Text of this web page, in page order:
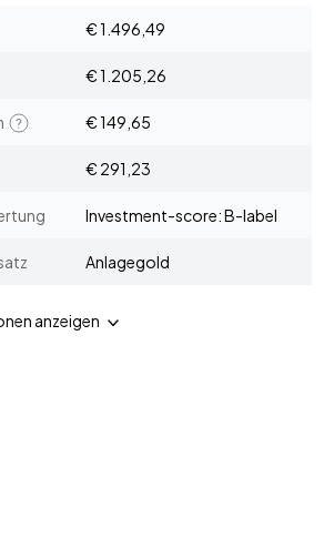
€ 1.496,49
€ 1.205,26
€ 149,65
€ 291,23
Investment-score: B-label
Anlagegold
anzeigen